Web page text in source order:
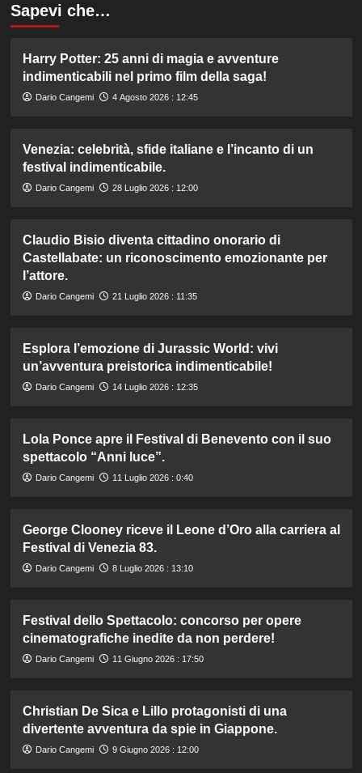
Sapevi che…
Harry Potter: 25 anni di magia e avventure
indimenticabili nel primo film della saga!
Dario Cangemi 4 Agosto 2026 : 12:45
Venezia: celebrità, sfide italiane e l’incanto di un
festival indimenticabile.
Dario Cangemi 28 Luglio 2026 : 12:00
Claudio Bisio diventa cittadino onorario di
Castellabate: un riconoscimento emozionante per
l’attore.
Dario Cangemi 21 Luglio 2026 : 11:35
Esplora l’emozione di Jurassic World: vivi
un’avventura preistorica indimenticabile!
Dario Cangemi 14 Luglio 2026 : 12:35
Lola Ponce apre il Festival di Benevento con il suo
spettacolo “Anni luce”.
Dario Cangemi 11 Luglio 2026 : 0:40
George Clooney riceve il Leone d’Oro alla carriera al
Festival di Venezia 83.
Dario Cangemi 8 Luglio 2026 : 13:10
Festival dello Spettacolo: concorso per opere
cinematografiche inedite da non perdere!
Dario Cangemi 11 Giugno 2026 : 17:50
Christian De Sica e Lillo protagonisti di una
divertente avventura da spie in Giappone.
Dario Cangemi 9 Giugno 2026 : 12:00